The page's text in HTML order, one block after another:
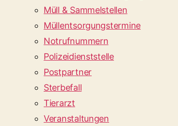
Müll & Sammelstellen
Müllentsorgungstermine
Notrufnummern
Polizeidienststelle
Postpartner
Sterbefall
Tierarzt
Veranstaltungen